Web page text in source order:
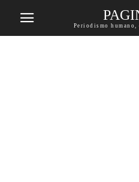
Periodismo